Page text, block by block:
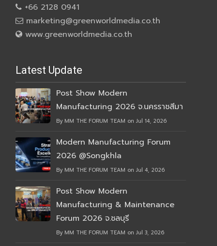
+66 2128 0941
marketing@greenworldmedia.co.th
www.greenworldmedia.co.th
Latest Update
Post Show Modern
Manufacturing 2026 จ.นครราชสีมา
By MM THE FORUM TEAM on Jul 14, 2026
Modern Manufacturing Forum
2026 @Songkhla
By MM THE FORUM TEAM on Jul 4, 2026
Post Show Modern
Manufacturing & Maintenance
Forum 2026 จ.ชลบุรี
By MM THE FORUM TEAM on Jul 3, 2026